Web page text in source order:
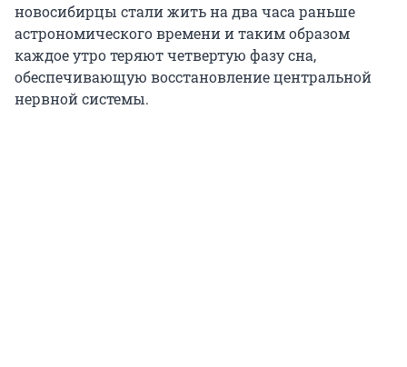
новосибирцы стали жить на два часа раньше
астрономического времени и таким образом
каждое утро теряют четвертую фазу сна,
обеспечивающую восстановление центральной
нервной системы.